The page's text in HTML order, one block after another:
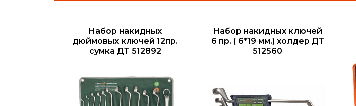
Набор накидных
дюймовых ключей 12пр.
сумка ДТ 512892
Набор накидных ключей
6 пр. ( 6*19 мм.) холдер ДТ
512560